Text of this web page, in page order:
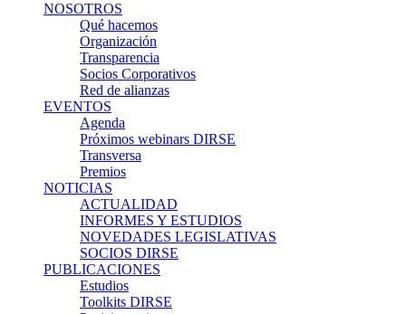
NOSOTROS
Qué hacemos
Organización
Transparencia
Socios Corporativos
Red de alianzas
EVENTOS
Agenda
Próximos webinars DIRSE
Transversa
Premios
NOTICIAS
ACTUALIDAD
INFORMES Y ESTUDIOS
NOVEDADES LEGISLATIVAS
SOCIOS DIRSE
PUBLICACIONES
Estudios
Toolkits DIRSE